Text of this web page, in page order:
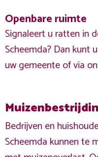
Openbare ruimte
Signaleert u ratten in
Scheemda? Dan kunt
uw gemeente of via
Bedrijven en
Scheemda kunnen te